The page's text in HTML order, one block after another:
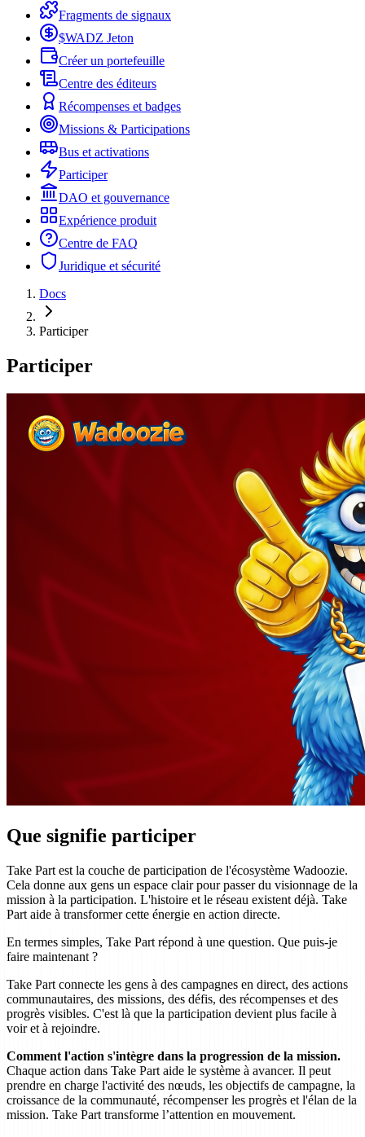
Fragments de signaux
$WADZ Jeton
Créer un portefeuille
Centre des éditeurs
Récompenses et badges
Missions & Participations
Bus et activations
Participer
DAO et gouvernance
Expérience produit
Centre de FAQ
Juridique et sécurité
Docs
Participer
Participer
Que signifie participer
Take Part est la couche de participation de l'écosystème Wadoozie.
Cela donne aux gens un espace clair pour passer du visionnage de la
mission à la participation. L'histoire et le réseau existent déjà. Take
Part aide à transformer cette énergie en action directe.
En termes simples, Take Part répond à une question. Que puis-je
faire maintenant ?
Take Part connecte les gens à des campagnes en direct, des actions
communautaires, des missions, des défis, des récompenses et des
progrès visibles. C'est là que la participation devient plus facile à
voir et à rejoindre.
Comment l'action s'intègre dans la progression de la mission.
Chaque action dans Take Part aide le système à avancer. Il peut
prendre en charge l'activité des nœuds, les objectifs de campagne, la
croissance de la communauté, récompenser les progrès et l'élan de la
mission. Take Part transforme l’attention en mouvement.